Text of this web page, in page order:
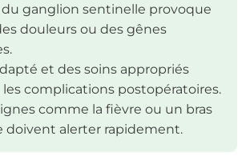
du ganglion sentinelle provoque
douleurs ou des gênes
et des soins appropriés
complications postopératoires.
comme la fièvre ou un bras
doivent alerter rapidement.